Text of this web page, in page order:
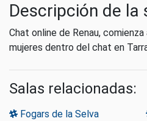
Descripción de la
Chat online de Renau,
mujeres dentro del chat en
Salas relacionadas:
Fogars de la Selva